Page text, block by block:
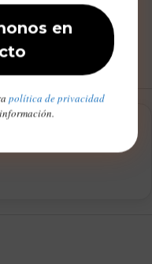
del mundo.
política de privacidad